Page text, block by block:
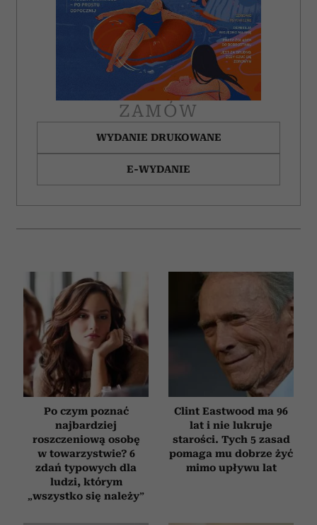
ZAMÓW
WYDANIE DRUKOWANE
E-WYDANIE
Po czym poznać
najbardziej
roszczeniową osobę
w towarzystwie? 6
zdań typowych dla
ludzi, którym
„wszystko się należy”
Clint Eastwood ma 96
lat i nie lukruje
starości. Tych 5 zasad
pomaga mu dobrze żyć
mimo upływu lat